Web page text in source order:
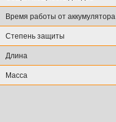
Время работы от аккумулятора
Степень защиты
Длина
Масса